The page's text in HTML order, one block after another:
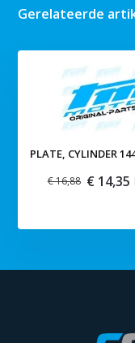
Gerelateerde
PLATE, CYLINDER
€ 16,88 € 14,35